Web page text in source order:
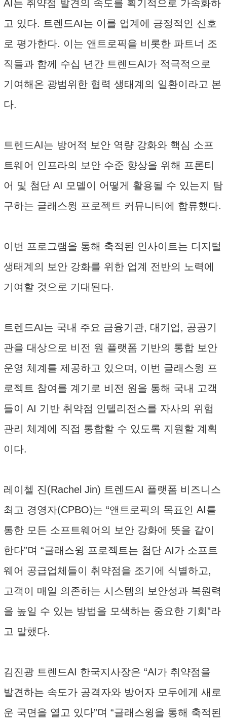
AI는 취약점 발견의 속도를 획기적으로 가속화하
고 있다. 트렌드AI는 이를 업계에 긍정적인 신호
로 평가한다. 이는 앤트로픽을 비롯한 파트너 조
직들과 함께 수십 년간 트렌드AI가 적극적으로
기여해온 광범위한 협력 생태계의 일환이라고 본
다.
트렌드AI는 방어적 보안 역량 강화와 핵심 소프
트웨어 인프라의 보안 수준 향상을 위해 프론티
어 및 첨단 AI 모델이 어떻게 활용될 수 있는지 탐
구하는 글래스윙 프로젝트 커뮤니티에 합류했다.
이번 프로그램을 통해 축적된 인사이트는 디지털
생태계의 보안 강화를 위한 업계 전반의 노력에
기여할 것으로 기대된다.
트렌드AI는 국내 주요 금융기관, 대기업, 공공기
관을 대상으로 비전 원 플랫폼 기반의 통합 보안
운영 체계를 제공하고 있으며, 이번 글래스윙 프
로젝트 참여를 계기로 비전 원을 통해 국내 고객
들이 AI 기반 취약점 인텔리전스를 자사의 위험
관리 체계에 직접 통합할 수 있도록 지원할 계획
이다.
레이첼 진(Rachel Jin) 트렌드AI 플랫폼 비즈니스
최고 경영자(CPBO)는 “앤트로픽의 목표인 AI를
통한 모든 소프트웨어의 보안 강화에 뜻을 같이
한다”며 “글래스윙 프로젝트는 첨단 AI가 소프트
웨어 공급업체들이 취약점을 조기에 식별하고,
고객이 매일 의존하는 시스템의 보안성과 복원력
을 높일 수 있는 방법을 모색하는 중요한 기회”라
고 말했다.
김진광 트렌드AI 한국지사장은 “AI가 취약점을
발견하는 속도가 공격자와 방어자 모두에게 새로
운 국면을 열고 있다”며 “글래스윙을 통해 축적된